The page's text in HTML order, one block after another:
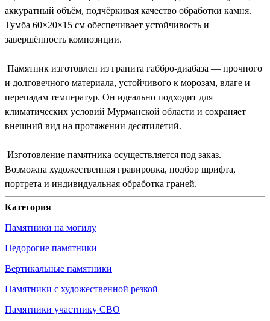
аккуратный объём, подчёркивая качество обработки камня.
Тумба 60×20×15 см обеспечивает устойчивость и
завершённость композиции.
Памятник изготовлен из гранита габбро-диабаза — прочного
и долговечного материала, устойчивого к морозам, влаге и
перепадам температур. Он идеально подходит для
климатических условий Мурманской области и сохраняет
внешний вид на протяжении десятилетий.
Изготовление памятника осуществляется под заказ.
Возможна художественная гравировка, подбор шрифта,
портрета и индивидуальная обработка граней.
Категория
Памятники на могилу
Недорогие памятники
Вертикальные памятники
Памятники с художественной резкой
Памятники участнику СВО